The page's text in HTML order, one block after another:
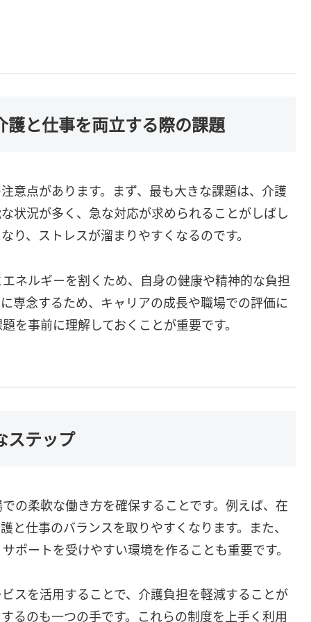
と仕事を両立する際の課題
意点があります。まず、最も大きな課題は、介護
状況が多く、急な対応が求められることがしばし
り、ストレスが溜まりやすくなるのです。
ネルギーを割くため、自身の健康や精神的な負担
専念するため、キャリアの成長や職場での評価に
を事前に理解しておくことが重要です。
ステップ
の柔軟な働き方を確保することです。例えば、在
仕事のバランスを取りやすくなります。また、
ポートを受けやすい環境を作ることも重要です。
スを活用することで、介護負担を軽減することが
るのも一つの手です。これらの制度を上手く利用